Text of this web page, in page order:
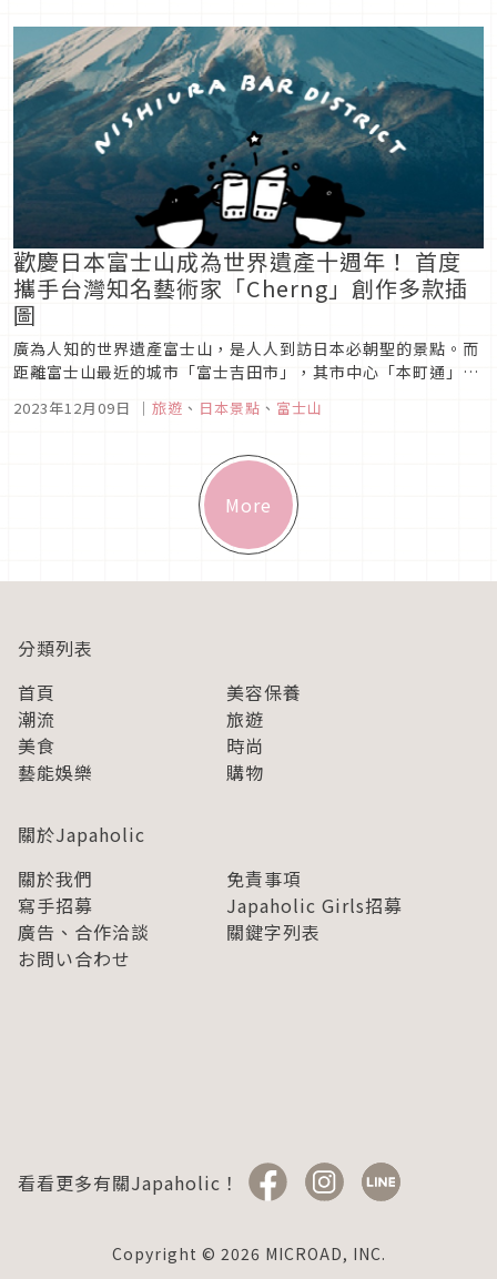
歡慶日本富士山成為世界遺產十週年！ 首度
攜手台灣知名藝術家「Cherng」創作多款插
圖
廣為人知的世界遺產富士山，是人人到訪日本必朝聖的景點。而
距離富士山最近的城市「富士吉田市」，其市中心「本町通」則
年，富士吉田市特別邀請到台灣知名藝術家「Cherng」帶著筆
2023年12月09日 ｜ 旅遊 、 日本景點 、 富士山
More
分類列表
首頁
美容保養
潮流
旅遊
美食
時尚
藝能娛樂
購物
關於Japaholic
關於我們
免責事項
寫手招募
Japaholic Girls招募
廣告、合作洽談
關鍵字列表
お問い合わせ
看看更多有關Japaholic！
Copyright © 2026 MICROAD, INC.